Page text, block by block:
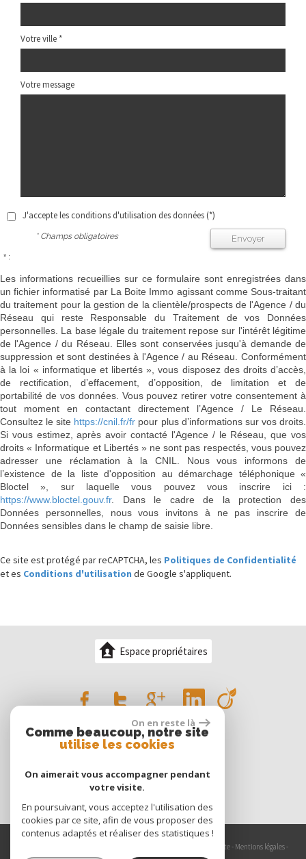
Votre ville *
Votre message
J'accepte les conditions d'utilisation des données (*)
Envoyer
* Champs obligatoires
* :
Les informations recueillies sur ce formulaire sont enregistrées dans
un fichier informatisé par La Boite Immo agissant comme Sous-traitant
du traitement pour la gestion de la clientèle/prospects de l'Agence / du
Réseau qui reste Responsable du Traitement de vos Données
personnelles. La base légale du traitement repose sur l'intérêt légitime
de l'Agence / du Réseau. Elles sont conservées jusqu'à demande de
suppression et sont destinées à l'Agence / au Réseau. Conformément
à la loi « informatique et libertés », vous disposez des droits d’accès,
de rectification, d’effacement, d’opposition, de limitation et de
portabilité de vos données. Vous pouvez retirer votre consentement à
tout moment en contactant directement l’Agence / Le Réseau.
Consultez le site https://cnil.fr/fr pour plus d’informations sur vos droits.
Si vous estimez, après avoir contacté l'Agence / le Réseau, que vos
droits « Informatique et Libertés » ne sont pas respectés, vous pouvez
adresser une réclamation à la CNIL. Nous vous informons de
l’existence de la liste d'opposition au démarchage téléphonique «
Bloctel », sur laquelle vous pouvez vous inscrire ici :
https://www.bloctel.gouv.fr. Dans le cadre de la protection des
Données personnelles, nous vous invitons à ne pas inscrire de
Données sensibles dans le champ de saisie libre.
Ce site est protégé par reCAPTCHA, les Politiques de Confidentialité
et es Conditions d'utilisation de Google s'appliquent.
Espace propriétaires
Plan du site- Mentions légales-
Nos honoraires-Partenaires-Admin Politique RGPD
On en reste là
Comme beaucoup, notre site
utilise les cookies
On aimerait vous accompagner pendant
votre visite.
En poursuivant, vous acceptez l'utilisation des
cookies par ce site, afin de vous proposer des
contenus adaptés et réaliser des statistiques !